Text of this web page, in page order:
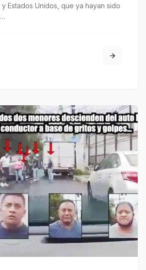
Estados Unidos, que ya hayan sido